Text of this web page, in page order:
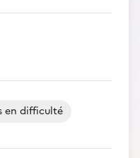
en difficulté